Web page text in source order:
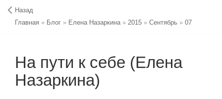
Назад
Главная » Блог » Елена Назаркина» 2015 » Сентябрь » 07
На пути к себе (Елена
Назаркина)